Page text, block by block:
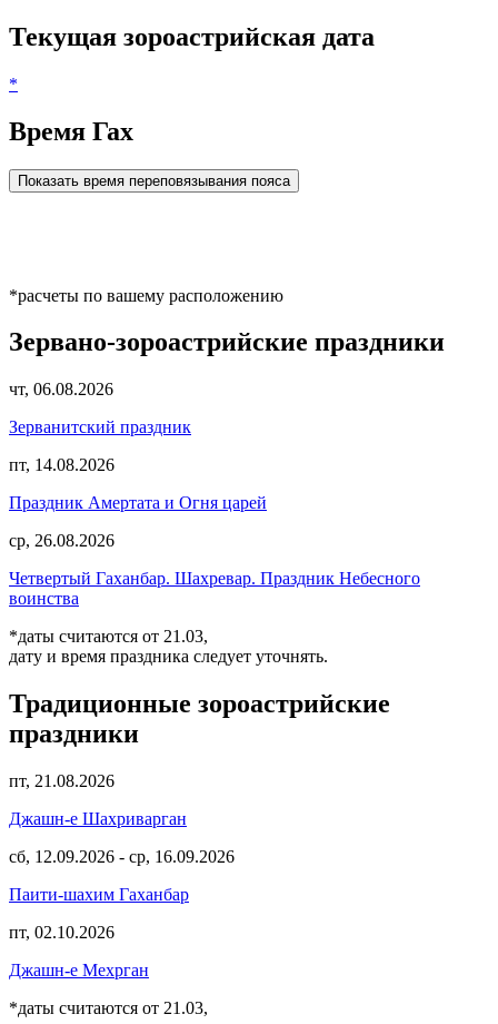
Текущая зороастрийская дата
*
Время Гах
Показать время переповязывания пояса
*расчеты по вашему расположению
Зервано-зороастрийские праздники
чт, 06.08.2026
Зерванитский праздник
пт, 14.08.2026
Праздник Амертата и Огня царей
ср, 26.08.2026
Четвертый Гаханбар. Шахревар. Праздник Небесного
воинства
*даты считаются от 21.03,
дату и время праздника следует уточнять.
Традиционные зороастрийские
праздники
пт, 21.08.2026
Джашн-е Шахриварган
сб, 12.09.2026 - ср, 16.09.2026
Паити-шахим Гаханбар
пт, 02.10.2026
Джашн-е Мехрган
*даты считаются от 21.03,